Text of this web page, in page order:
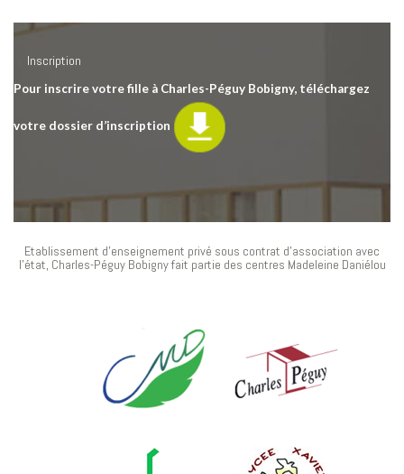
Inscription
Pour inscrire votre fille à Charles-Péguy Bobigny, téléchargez
votre dossier d’inscription
Etablissement d’enseignement privé sous contrat d’association avec
l’état, Charles-Péguy Bobigny fait partie des centres Madeleine Daniélou